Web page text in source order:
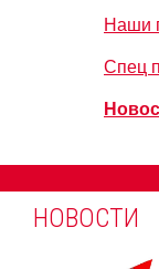
Наши
Спец
НОВОСТИ